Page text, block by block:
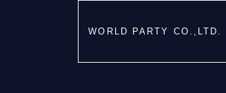
WORLD PARTY CO.,LTD.